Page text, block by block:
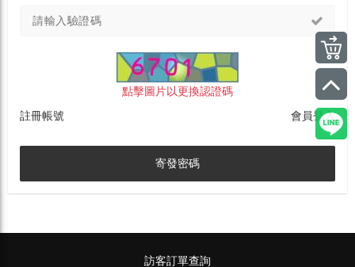
點擊圖片以更換認證碼
註冊帳號 會員登入
寄發密碼
訪客訂單查詢